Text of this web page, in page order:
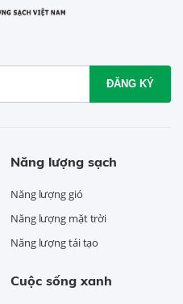
ĐĂNG KÝ
Năng lượng sạch
Năng lượng gió
Năng lượng mặt trời
Năng lượng tái tạo
Cuộc sống xanh